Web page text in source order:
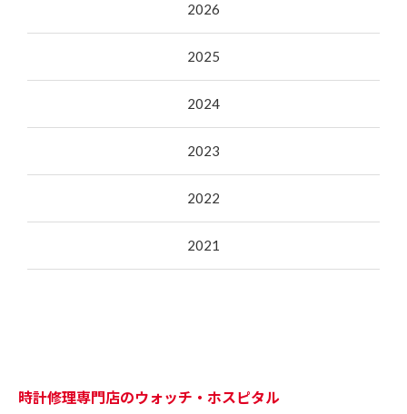
2026
2025
2024
2023
2022
2021
時計修理専門店のウォッチ・ホスピタル